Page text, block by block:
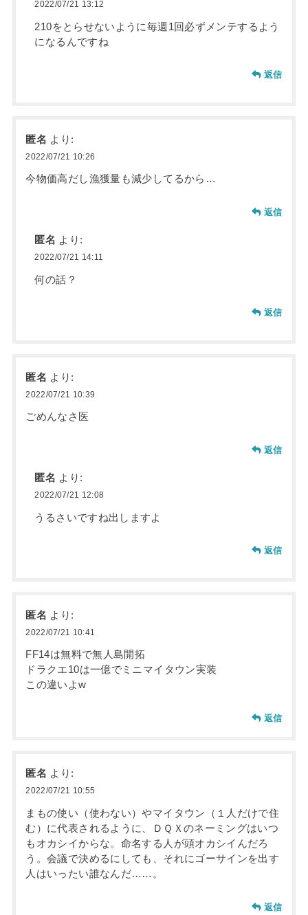
2022/07/21 13:12
210をとらせないように毎週1回必ずメンテするよう
になるんですね
返信
匿名 より:
2022/07/21 10:26
今物価高だし漁獲量も減少してるから…
返信
匿名 より:
2022/07/21 14:11
何の話？
返信
匿名 より:
2022/07/21 10:39
ごめんなさ医
返信
匿名 より:
2022/07/21 12:08
うるさいですね出しますよ
返信
匿名 より:
2022/07/21 10:41
FF14は無料で無人島開拓
ドラクエ10は一億でミニマイタウン実装
この違いよw
返信
匿名 より:
2022/07/21 10:55
まもの使い（使わない）やマイタウン（１人だけで住
む）に代表されるように、ＤＱＸのネーミングはいつ
もオカシイからな。命名する人が頭オカシイんだろ
う。会議で決めるにしても、それにゴーサインを出す
人はいったい誰なんだ……。
返信